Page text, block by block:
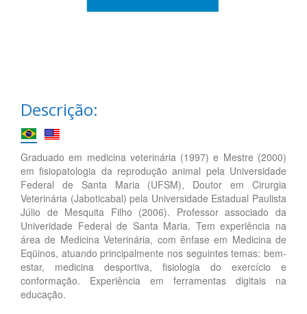
Descrição:
Graduado em medicina veterinária (1997) e Mestre (2000)
em fisiopatologia da reprodução animal pela Universidade
Federal de Santa Maria (UFSM), Doutor em Cirurgia
Veterinária (Jaboticabal) pela Universidade Estadual Paulista
Júlio de Mesquita Filho (2006). Professor associado da
Univeridade Federal de Santa Maria. Tem experiência na
área de Medicina Veterinária, com ênfase em Medicina de
Eqüinos, atuando principalmente nos seguintes temas: bem-
estar, medicina desportiva, fisiologia do exercício e
conformação. Experiência em ferramentas digitais na
educação.